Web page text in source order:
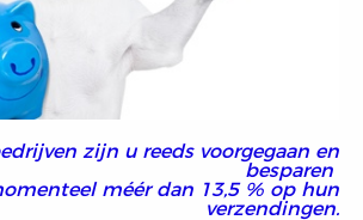
zijn u reeds voorgegaan en
besparen
méér dan 13,5 % op hun
verzendingen.